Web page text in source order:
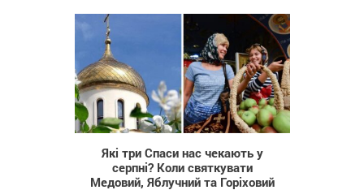
554
Які три Спаси нас чекають у
серпні? Коли святкувати
Медовий, Яблучний та Горіховий